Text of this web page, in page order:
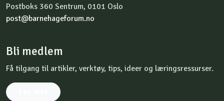
Postboks 360 Sentrum, 0101 Oslo
post@barnehageforum.no
Bli medlem
Få tilgang til artikler, verktøy, tips, ideer og læringsressurser.